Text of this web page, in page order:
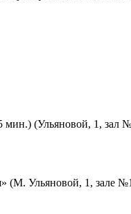
мин.) (Ульяновой, 1, зал
(М. Ульяновой, 1, зале